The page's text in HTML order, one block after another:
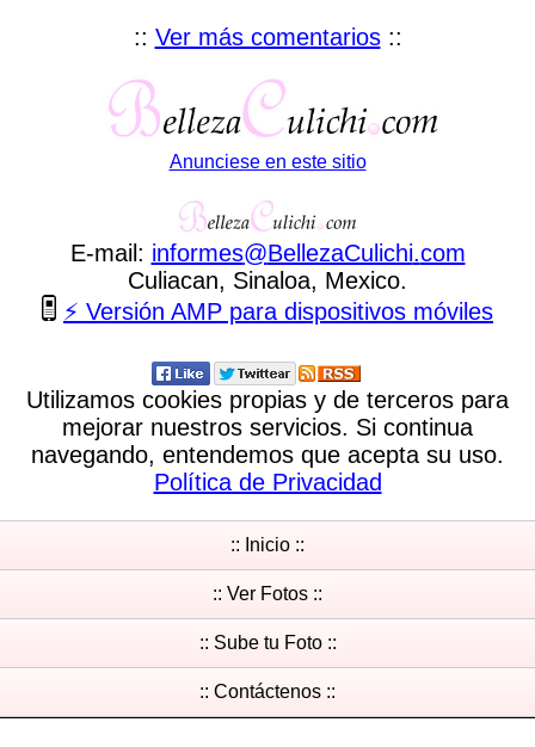
:: Ver más comentarios::
Anunciese en este sitio
E-mail: informes@BellezaCulichi.com
Culiacan, Sinaloa, Mexico.
⚡ Versión AMP para dispositivos móviles
Utilizamos cookies propias y de terceros para
mejorar nuestros servicios. Si continua
navegando, entendemos que acepta su uso.
Política de Privacidad
:: Inicio ::
:: Ver Fotos ::
:: Sube tu Foto ::
:: Contáctenos ::